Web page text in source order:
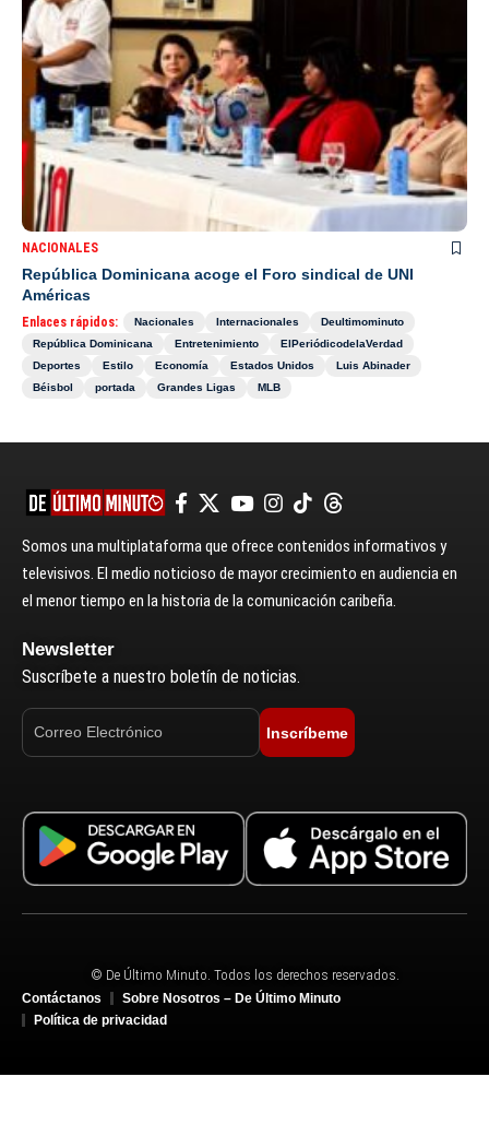
NACIONALES
República Dominicana acoge el Foro sindical de UNI
Américas
Enlaces rápidos: Nacionales Internacionales
Deultimominuto
República Dominicana
Entretenimiento
ElPeriódicodelaVerdad
Deportes
Estilo Economía Estados Unidos
Luis Abinader
Béisbol
portada Grandes Ligas MLB
Somos una multiplataforma que ofrece contenidos informativos y
televisivos. El medio noticioso de mayor crecimiento en audiencia en
el menor tiempo en la historia de la comunicación caribeña.
Newsletter
Suscríbete a nuestro boletín de noticias.
Inscríbeme
© De Último Minuto. Todos los derechos reservados.
Contáctanos
Sobre Nosotros – De Último Minuto
Política de privacidad